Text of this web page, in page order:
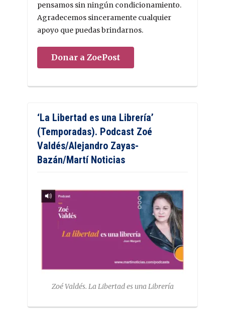
pensamos sin ningún condicionamiento.
Agradecemos sinceramente cualquier
apoyo que puedas brindarnos.
Donar a ZoePost
‘La Libertad es una Librería’
(Temporadas). Podcast Zoé
Valdés/Alejandro Zayas-
Bazán/Martí Noticias
Zoé Valdés. La Libertad es una Librería